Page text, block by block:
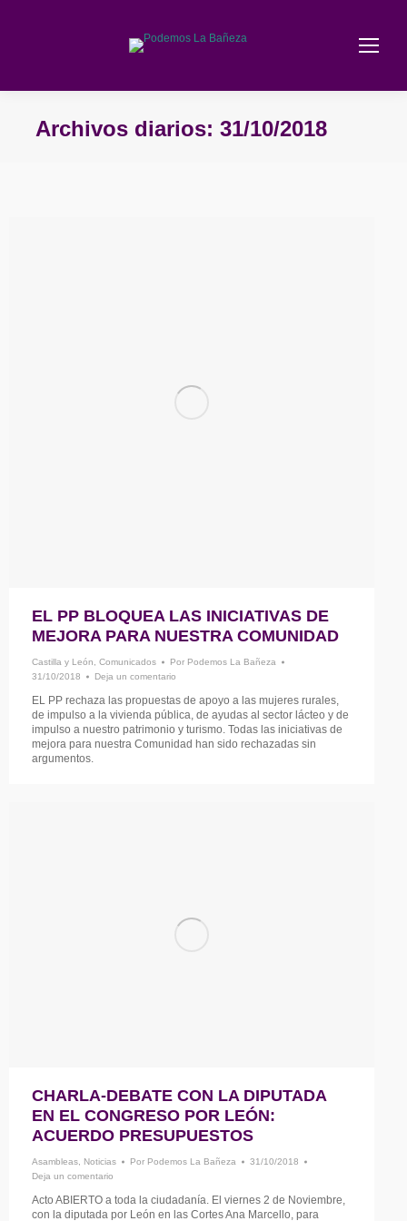
Archivos diarios: 31/10/2018
EL PP BLOQUEA LAS INICIATIVAS DE
MEJORA PARA NUESTRA COMUNIDAD
Castilla y León Comunicados Por Podemos La Bañeza
31/10/2018
Deja un comentario
EL PP rechaza las propuestas de apoyo a las mujeres rurales,
de impulso a la vivienda pública, de ayudas al sector lácteo y de
impulso a nuestro patrimonio y turismo. Todas las iniciativas de
mejora para nuestra Comunidad han sido rechazadas sin
argumentos.
CHARLA-DEBATE CON LA DIPUTADA
EN EL CONGRESO POR LEÓN:
ACUERDO PRESUPUESTOS
Asambleas Noticias Por Podemos La Bañeza
31/10/2018
Deja un comentario
Acto ABIERTO a toda la ciudadanía. El viernes 2 de Noviembre,
con la diputada por León en las Cortes Ana Marcello, para